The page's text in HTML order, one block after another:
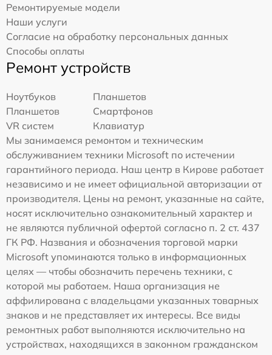
Ремонтируемые модели
Наши услуги
Согласие на обработку персональных данных
Способы оплаты
Ремонт устройств
Ноутбуков
Планшетов
Планшетов
Смартфонов
VR систем
Клавиатур
Мы занимаемся ремонтом и техническим
обслуживанием техники Microsoft по истечении
гарантийного периода. Наш центр в Кирове работает
независимо и не имеет официальной авторизации от
производителя. Цены на ремонт, указанные на сайте,
носят исключительно ознакомительный характер и
не являются публичной офертой согласно п. 2 ст. 437
ГК РФ. Названия и обозначения торговой марки
Microsoft упоминаются только в информационных
целях — чтобы обозначить перечень техники, с
которой мы работаем. Наша организация не
аффилирована с владельцами указанных товарных
знаков и не представляет их интересы. Все виды
ремонтных работ выполняются исключительно на
устройствах, находящихся в законном гражданском